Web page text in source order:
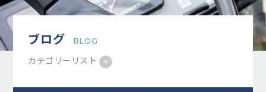
ブログ BLOG
カテゴリーリスト